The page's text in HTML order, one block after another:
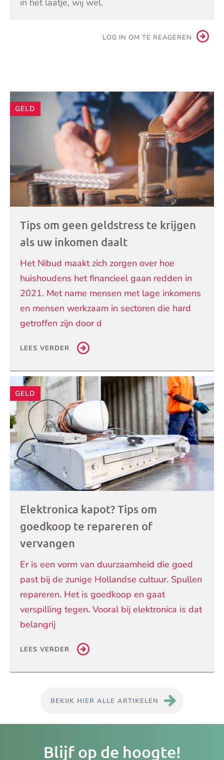
in het laatje, wij wel.
LOG IN OM TE REAGEREN
Andere
artikelen
GELD
Tips om geen geldstress te krijgen
als uw inkomen daalt
Het Nibud maakt zich zorgen over hoe
huishoudens het financieel gaan redden in
2021. Met name mensen met lage inkomens
en mensen werkzaam in sectoren die hard
getroffen zijn door d
LEES VERDER
GELD
Elektronica kapot? Tips om
goedkoop te repareren of
vervangen
Er is een vorm van duurzaamheid die goed
past bij de zunige Hollandse cultuur. Spullen
repareren. Het is goedkoop en gaat
verspilling tegen. Vooral bij elektronica is dat
belangrij
LEES VERDER
BEKIJK HIER ALLE ARTIKELEN
Blijf op de hoogte!